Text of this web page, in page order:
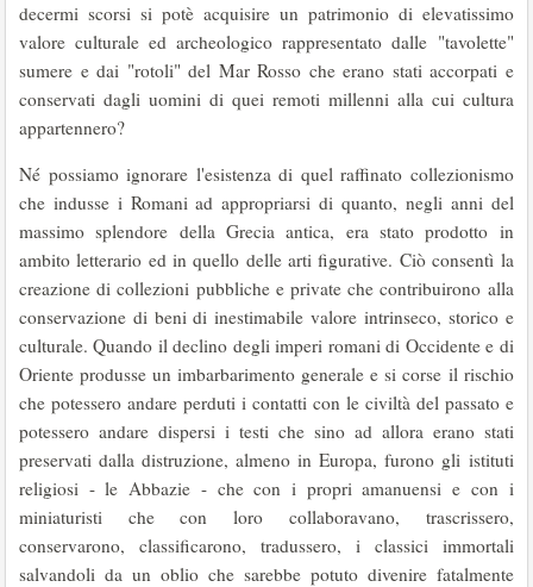
decermi scorsi si potè acqui­sire un patrimonio di elevatissimo
valore cultura­le ed archeologico rappresentato dalle "tavolette"
sumere e dai "rotoli" del Mar Rosso che erano stati accorpati e
conservati dagli uomini di quei remoti millenni alla cui cultura
appartennero?
Né possiamo ignorare l'esistenza di quel raffi­nato collezionismo
che indusse i Romani ad appropriarsi di quanto, negli anni del
massimo splendore della Grecia antica, era stato prodotto in
ambito letterario ed in quello delle arti figura­tive. Ciò consentì la
creazione di collezioni pub­bliche e private che contribuirono alla
conserva­zione di beni di inestimabile valore intrinseco, storico e
culturale. Quando il declino degli impe­ri romani di Occidente e di
Oriente produsse un imbarbarimento generale e si corse il rischio
che potessero andare perduti i contatti con le civiltà del passato e
potessero andare dispersi i testi che sino ad allora erano stati
preservati dalla distru­zione, almeno in Europa, furono gli istituti
reli­giosi - le Abbazie - che con i propri amanuensi e con i
miniaturisti che con loro collaboravano, tra­scrissero,
conservarono, classificarono, tradusse­ro, i classici immortali
salvandoli da un oblio che sarebbe potuto divenire fatalmente